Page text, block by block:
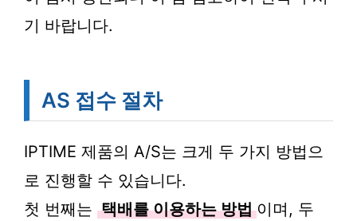
기 바랍니다.
AS 접수 절차
IPTIME 제품의 A/S는 크게 두 가지 방법으
로 진행할 수 있습니다.
첫 번째는 택배를 이용하는 방법 이며, 두